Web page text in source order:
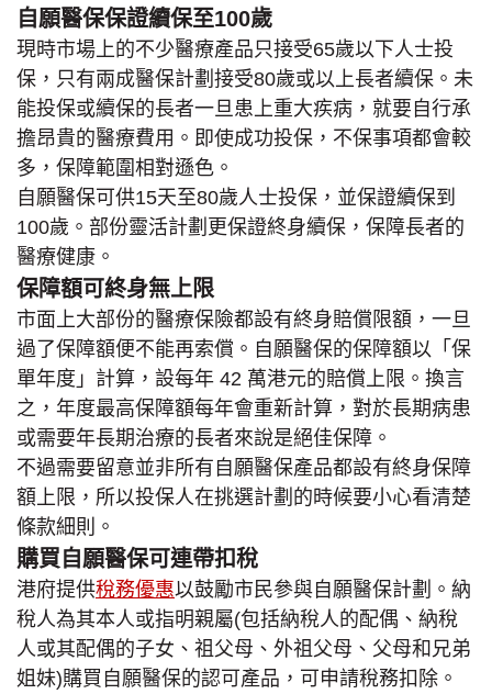
自願醫保保證續保至100歲
現時市場上的不少醫療產品只接受65歲以下人士投
保，只有兩成醫保計劃接受80歲或以上長者續保。未
能投保或續保的長者一旦患上重大疾病，就要自行承
擔昂貴的醫療費用。即使成功投保，不保事項都會較
多，保障範圍相對遜色。
自願醫保可供15天至80歲人士投保，並保證續保到
100歲。部份靈活計劃更保證終身續保，保障長者的
醫療健康。
保障額可終身無上限
市面上大部份的醫療保險都設有終身賠償限額，一旦
過了保障額便不能再索償。自願醫保的保障額以「保
單年度」計算，設每年 42 萬港元的賠償上限。換言
之，年度最高保障額每年會重新計算，對於長期病患
或需要年長期治療的長者來說是絕佳保障。
不過需要留意並非所有自願醫保產品都設有終身保障
額上限，所以投保人在挑選計劃的時候要小心看清楚
條款細則。
購買自願醫保可連帶扣稅
港府提供稅務優惠以鼓勵市民參與自願醫保計劃。納
稅人為其本人或指明親屬(包括納稅人的配偶、納稅
人或其配偶的子女、祖父母、外祖父母、父母和兄弟
姐妹)購買自願醫保的認可產品，可申請稅務扣除。